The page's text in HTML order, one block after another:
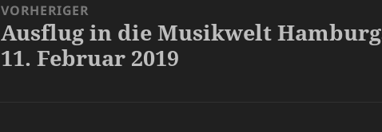
VORHERIGER
Vorheriger
Beitrag:
Ausflug in die Musikwelt
11. Februar 2019